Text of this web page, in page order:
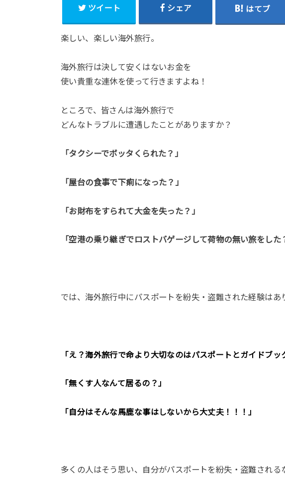
ツイート シェア はてブ
楽しい、楽しい海外旅行。
海外旅行は決して安くはないお金を
使い貴重な連休を使って行きますよね！
ところで、皆さんは海外旅行で
どんなトラブルに遭遇したことがありますか？
「タクシーでボッタくられた？」
「屋台の食事で下痢になった？」
「お財布をすられて大金を失った？」
「空港の乗り継ぎでロストバゲージして荷物の無い旅をした
では、海外旅行中にパスポートを紛失・盗難された経験はあ
「え？海外旅行で命より大切なのはパスポートとガイドブッ
「無くす人なんて居るの？」
「自分はそんな馬鹿な事はしないから大丈夫！！！」
多くの人はそう思い、自分がパスポートを紛失・盗難される